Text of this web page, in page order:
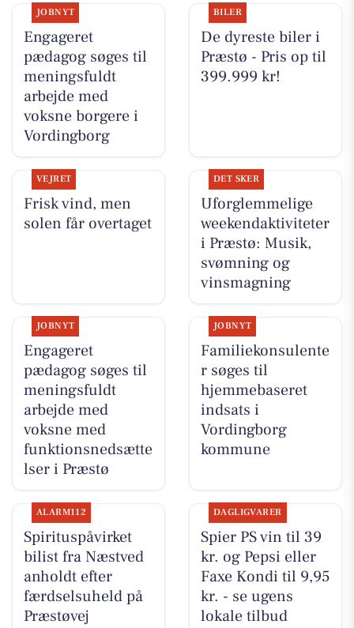
JOBNYT
Engageret
pædagog søges til
meningsfuldt
arbejde med
voksne borgere i
Vordingborg
BILER
De dyreste biler i
Præstø - Pris op til
399.999 kr!
VEJRET
Frisk vind, men
solen får overtaget
DET SKER
Uforglemmelige
weekendaktiviteter
i Præstø: Musik,
svømning og
vinsmagning
JOBNYT
Engageret
pædagog søges til
meningsfuldt
arbejde med
voksne med
funktionsnedsætte
lser i Præstø
JOBNYT
Familiekonsulente
r søges til
hjemmebaseret
indsats i
Vordingborg
kommune
ALARM112
Spirituspåvirket
bilist fra Næstved
anholdt efter
færdselsuheld på
Præstøvej
DAGLIGVARER
Spier PS vin til 39
kr. og Pepsi eller
Faxe Kondi til 9,95
kr. - se ugens
lokale tilbud